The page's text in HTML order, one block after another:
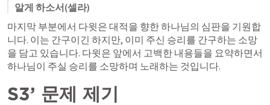
알게 하소서(셀라)
마지막 부분에서 다윗은 대적을 향한 하나님의 심판을 기원합
니다. 이는 간구이긴 하지만, 이미 주신 승리를 간구하는 소망
을 담고 있습니다. 다윗은 앞에서 고백한 내용들을 요약하면서
하나님이 주실 승리를 소망하며 노래하는 것입니다.
S3’ 문제 제기